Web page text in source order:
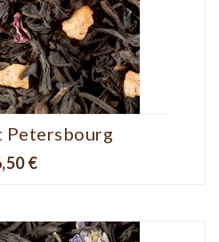
Petersbourg
Prix
€